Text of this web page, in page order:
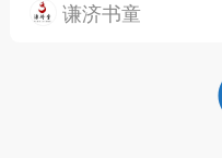
精气
谷气
下的脾
谦济书童